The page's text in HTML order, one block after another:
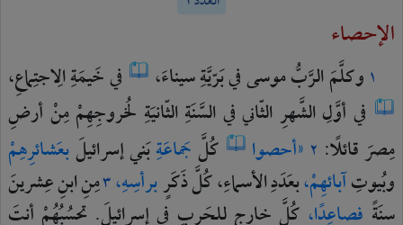
الإحصاء
١ وكلَّمَالرَّبُّموسىفيبَرّيَّةِسيناءَ، فيخَيمَةِالِاجتِماعِ،
فيأوَّلِالشَّهرِالثّانيفيالسَّنَةِالثّانيَةِ لخُروجِهِمْمِنْأرضِ
مِصرَقائلًا: ٢ «أحصوا كُلَّجَماعَةِبَنيإسرائيلَبعَشائرِهِمْ
وبُيوتِآبائهِمْ،بعَدَدِالأسماءِ،كُلَّذَكَرٍبرأسِهِ،٣مِنِابنِعِشرينَ
سنَةً فصاعِدًا، كُلَّخارِجٍللحَربِ فيإسرائيلَ. تحسُبُهُمْ أنتَ